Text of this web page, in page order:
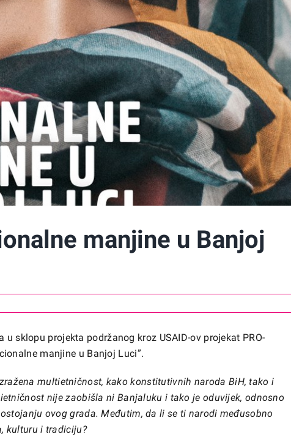
manjine u Banjoj
sklopu projekta podržanog kroz USAID-ov projekat PRO-
manjine u Banjoj Luci”.
multietničnost, kako konstitutivnih naroda BiH, tako i
nije zaobišla ni Banjaluku i tako je oduvijek, odnosno
ovog grada. Međutim, da li se ti narodi međusobno
kulturu i tradiciju?